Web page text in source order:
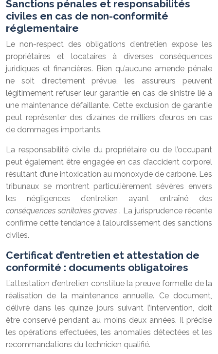
Sanctions pénales et responsabilités
civiles en cas de non-conformité
réglementaire
Le non-respect des obligations d’entretien expose les
propriétaires et locataires à diverses conséquences
juridiques et financières. Bien qu’aucune amende pénale
ne soit directement prévue, les assureurs peuvent
légitimement refuser leur garantie en cas de sinistre lié à
une maintenance défaillante. Cette exclusion de garantie
peut représenter des dizaines de milliers d’euros en cas
de dommages importants.
La responsabilité civile du propriétaire ou de l’occupant
peut également être engagée en cas d’accident corporel
résultant d’une intoxication au monoxyde de carbone. Les
tribunaux se montrent particulièrement sévères envers
les négligences d’entretien ayant entraîné des
conséquences sanitaires graves . La jurisprudence récente
confirme cette tendance à l’alourdissement des sanctions
civiles.
Certificat d’entretien et attestation de
conformité : documents obligatoires
L’attestation d’entretien constitue la preuve formelle de la
réalisation de la maintenance annuelle. Ce document,
délivré dans les quinze jours suivant l’intervention, doit
être conservé pendant au moins deux années. Il précise
les opérations effectuées, les anomalies détectées et les
recommandations du technicien qualifié.